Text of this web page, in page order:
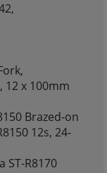
12 x 100mm
Brazed-on
12s, 24-
ST-R8170